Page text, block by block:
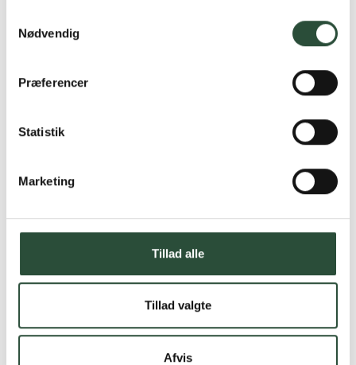
Nødvendig
Præferencer
Statistik
Marketing
Tillad alle
Tillad valgte
Afvis